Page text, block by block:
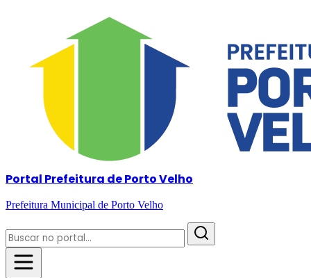
Portal Prefeitura de Porto Velho
Prefeitura Municipal de Porto Velho